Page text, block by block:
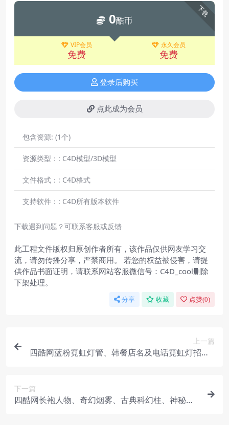
下载
0酷币
VIP会员
免费
永久会员
免费
登录后购买
点此成为会员
包含资源: (1个)
资源类型：: C4D模型/3D模型
文件格式：: C4D格式
支持软件：: C4D所有版本软件
下载遇到问题？可联系客服或反馈
此工程文件版权归原创作者所有，该作品仅供网友学习交
流，请勿传播分享，严禁商用。 若您的权益被侵害，请提
供作品书面证明，请联系网站客服微信号：C4D_cool删除
下架处理。
分享 收藏 点赞(0)
上一篇
四酷网蓝粉霓虹灯管、韩餐店名及电话霓虹灯招牌C
下一篇
四酷网长袍人物、奇幻烟雾、古典科幻柱、神秘平